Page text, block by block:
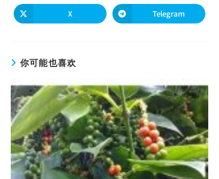
X Telegram
你可能也喜欢